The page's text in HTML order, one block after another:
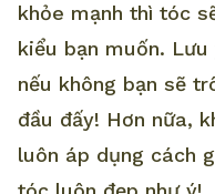
khỏe mạnh thì tóc
kiểu bạn muốn.
nếu không bạn sẽ
đầu đấy! Hơn nữa,
luôn áp dụng cách